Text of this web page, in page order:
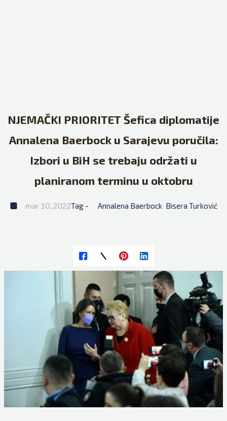
NJEMAČKI PRIORITET Šefica diplomatije
Annalena Baerbock u Sarajevu poručila:
Izbori u BiH se trebaju održati u
planiranom terminu u oktobru
mar 10, 2022Tag - Annalena Baerbock Bisera Turković